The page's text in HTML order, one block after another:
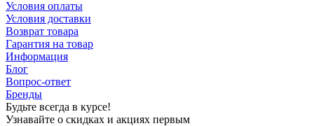
Условия оплаты
Условия доставки
Возврат товара
Гарантия на товар
Информация
Блог
Вопрос-ответ
Бренды
Будьте всегда в курсе!
Узнавайте о скидках и акциях первым